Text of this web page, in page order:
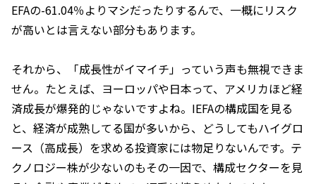
EFAの-61.04％よりマシだったりするんで、一概にリスク
が高いとは言えない部分もあります。
それから、「成長性がイマイチ」っていう声も無視できま
せん。たとえば、ヨーロッパや日本って、アメリカほど経
済成長が爆発的じゃないですよね。IEFAの構成国を見る
と、経済が成熟してる国が多いから、どうしてもハイグロ
ース（高成長）を求める投資家には物足りないんです。テ
クノロジー株が少ないのもその一因で、構成セクターを見